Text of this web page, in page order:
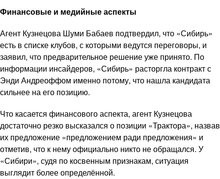
Финансовые и медийные аспекты
Агент Кузнецова Шуми Бабаев подтвердил, что «Сибирь»
есть в списке клубов, с которыми ведутся переговоры, и
заявил, что предварительное решение уже принято. По
информации инсайдеров, «Сибирь» расторгла контракт с
Энди Андреоффом именно потому, что нашла кандидата
сильнее на его позицию.
Что касается финансового аспекта, агент Кузнецова
достаточно резко высказался о позиции «Трактора», назвав
их предложение «предложением ради предложения» и
отметив, что к нему официально никто не обращался. У
«Сибири», судя по косвенным признакам, ситуация
выглядит более определённой.